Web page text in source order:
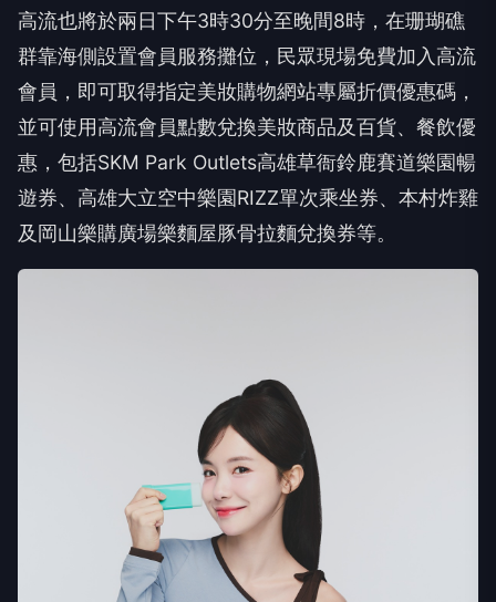
高流也將於兩日下午3時30分至晚間8時，在珊瑚礁
群靠海側設置會員服務攤位，民眾現場免費加入高流
會員，即可取得指定美妝購物網站專屬折價優惠碼，
並可使用高流會員點數兌換美妝商品及百貨、餐飲優
惠，包括SKM Park Outlets高雄草衙鈴鹿賽道樂園暢
遊券、高雄大立空中樂園RIZZ單次乘坐券、本村炸雞
及岡山樂購廣場樂麵屋豚骨拉麵兌換券等。